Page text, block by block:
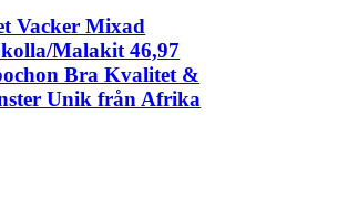
Vacker Mixad
Malakit 46,97
Bra Kvalitet &
Unik från Afrika